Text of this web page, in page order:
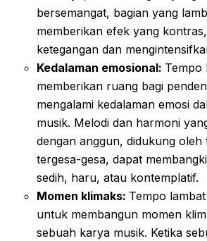
bersemangat, bagian yang
memberikan efek yang
ketegangan dan
Kedalaman emosional: Tempo
memberikan ruang bagi
mengalami kedalaman emosi
musik. Melodi dan harmoni
dengan anggun, didukung oleh
tergesa-gesa, dapat
sedih, haru, atau kontemplatif.
Momen klimaks: Tempo
untuk membangun momen
sebuah karya musik. Ketika